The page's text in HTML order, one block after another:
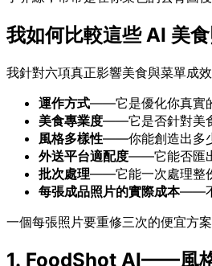
我如何比較這些 AI 美
我針對六項真正影響美食與菜單成
運作方式——它是優化你真實
美食專業度——它是否針對美
風格多樣性——你能創造出多
外送平台適配度——它能否匯
批次處理——它能一次處理整
每張成品照片的實際成本——不
一個每張照片要重修三次的便宜方
1. FoodShot AI——風